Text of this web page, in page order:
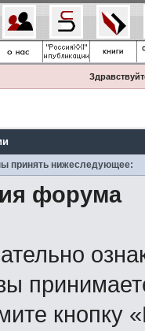
принять нижеследующее:
форума
кнопку